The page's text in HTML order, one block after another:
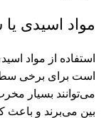
مواد اسیدی
استفاده از مواد
است برای برخی
می‌توانند بسیار
بین می‌برند و